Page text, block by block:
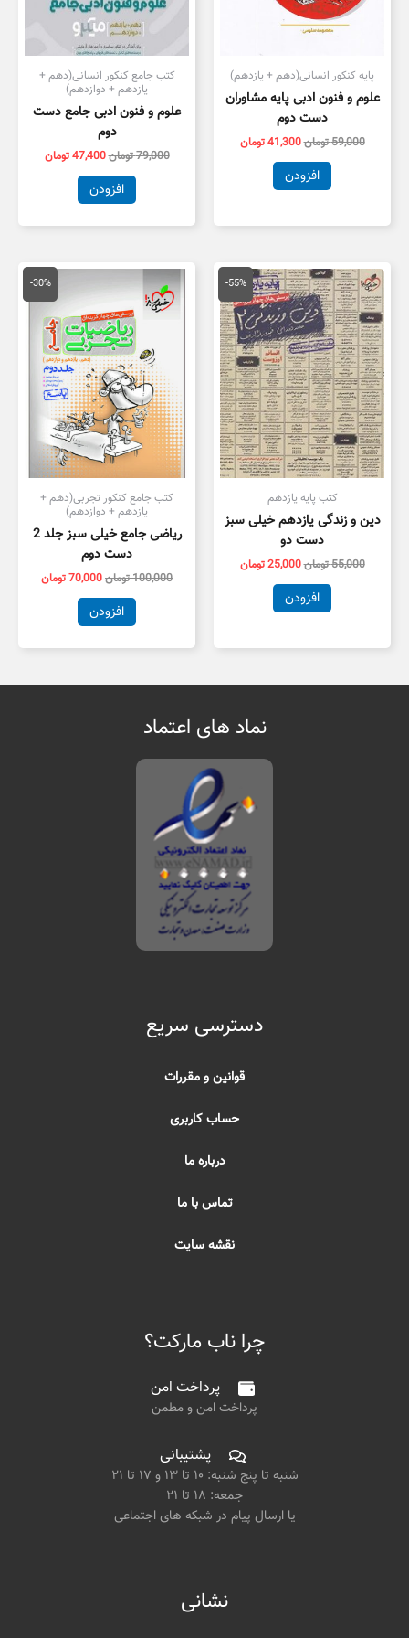
پایه کنکور انسانی(دهم + یازدهم)
علوم و فنون ادبی پایه مشاوران
دست دوم
59,000تومان41,300تومان
افزودن
کتب جامع کنکور انسانی(دهم +
یازدهم + دوازدهم)
علوم و فنون ادبی جامع دست
دوم
79,000تومان47,400تومان
افزودن
-55%
کتب پایه یازدهم
دین و زندگی یازدهم خیلی سبز
دست دو
55,000تومان
قیمت
اصلی
55,000 تومان
بود.
25,000تومان
قیمت
فعلی
25,000 تومان
است.
افزودن
-30%
کتب جامع کنکور تجربی(دهم +
یازدهم + دوازدهم)
ریاضی جامع خیلی سبز جلد 2
دست دوم
100,000تومان
قیمت
100,000 تومان
بود.
70,000تومان
قیمت
فعلی
افزودن
نماد های اعتماد
دسترسی سریع
قوانین و مقررات
حساب کاربری
درباره ما
تماس با ما
نقشه سایت
چرا ناب مارکت؟
پرداخت امن
پرداخت امن و مطمن
پشتیبانی
شنبه تا پنج شنبه: ۱۰ تا ۱۳ و ۱۷ تا ۲۱
جمعه: ۱۸ تا ۲۱
یا ارسال پیام در شبکه های اجتماعی
نشانی